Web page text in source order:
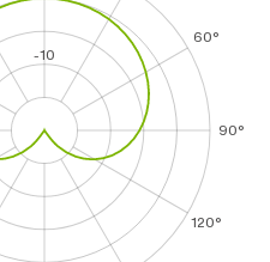
60°
90°
120°
-10